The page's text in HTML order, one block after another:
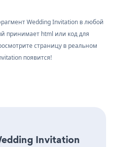
Wedding Invitation в любой
принимает html или код для
страницу в реальном
появится!
Invitation